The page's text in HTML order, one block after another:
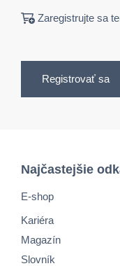
Zaregistrujte sa
Registrovať sa
Najčastejšie
E-shop
Kariéra
Magazín
Slovník